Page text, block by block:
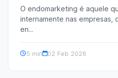
O endomarketing é aquele
internamente nas empresas,
en...
5 min 02 Feb 2026